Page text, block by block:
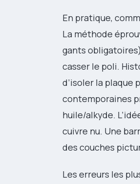
En pratique,
La méthode
gants
casser le poli.
d’isoler la plaque
contemporaines
huile/alkyde.
cuivre nu. Une
des couches
Les erreurs les